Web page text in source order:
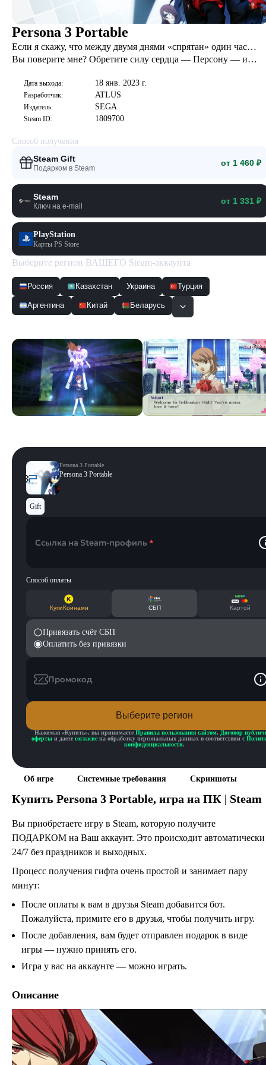
Persona 3 Portable
Если я скажу, что между двумя днями «спрятан» один час…
Вы поверите мне? Обретите силу сердца — Персону — и
Дата выхода: 18 янв. 2023 г.
Разработчик: ATLUS
Издатель: SEGA
Steam ID: 1809700
Способ получения
Steam Gift
Подарком в Steam
от 1 460 ₽
Steam
Ключ на e-mail
от 1 331 ₽
PlayStation
Карты PS Store
Выберите регион ВАШЕГО Steam-аккаунта
Россия Казахстан Украина Турция
Аргентина Китай Беларусь
Об игре Системные требования Скриншоты
Купить Persona 3 Portable, игра на ПК | Steam
Вы приобретаете игру в Steam, которую получите
ПОДАРКОМ на Ваш аккаунт. Это происходит автоматически
24/7 без праздников и выходных.
Процесс получения гифта очень простой и занимает пару
минут:
После оплаты к вам в друзья Steam добавится бот.
Пожалуйста, примите его в друзья, чтобы получить игру.
После добавления, вам будет отправлен подарок в виде
игры — нужно принять его.
Игра у вас на аккаунте — можно играть.
Описание
Persona 3 Portable
Persona 3 Portable
Gift
Ссылка на Steam-профиль *
Способ оплаты
КупиКоинами СБП Картой
Привязать счёт СБП
Оплатить без привязки
Промокод
Выберите регион
Нажимая «Купить», вы принимаете Правила пользования сайтом, Договор
оферты и даете согласие на обработку персональных данных в соответствии с
конфиденциальности.